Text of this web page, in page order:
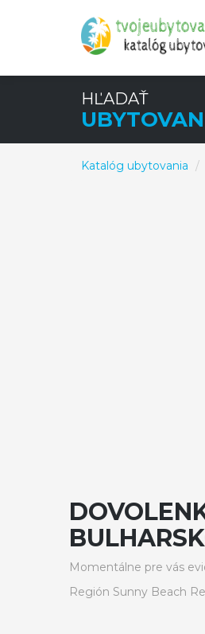
HĽADAŤ
Katalóg ubytovania
Momentálne pre vás
Región Sunny Beach